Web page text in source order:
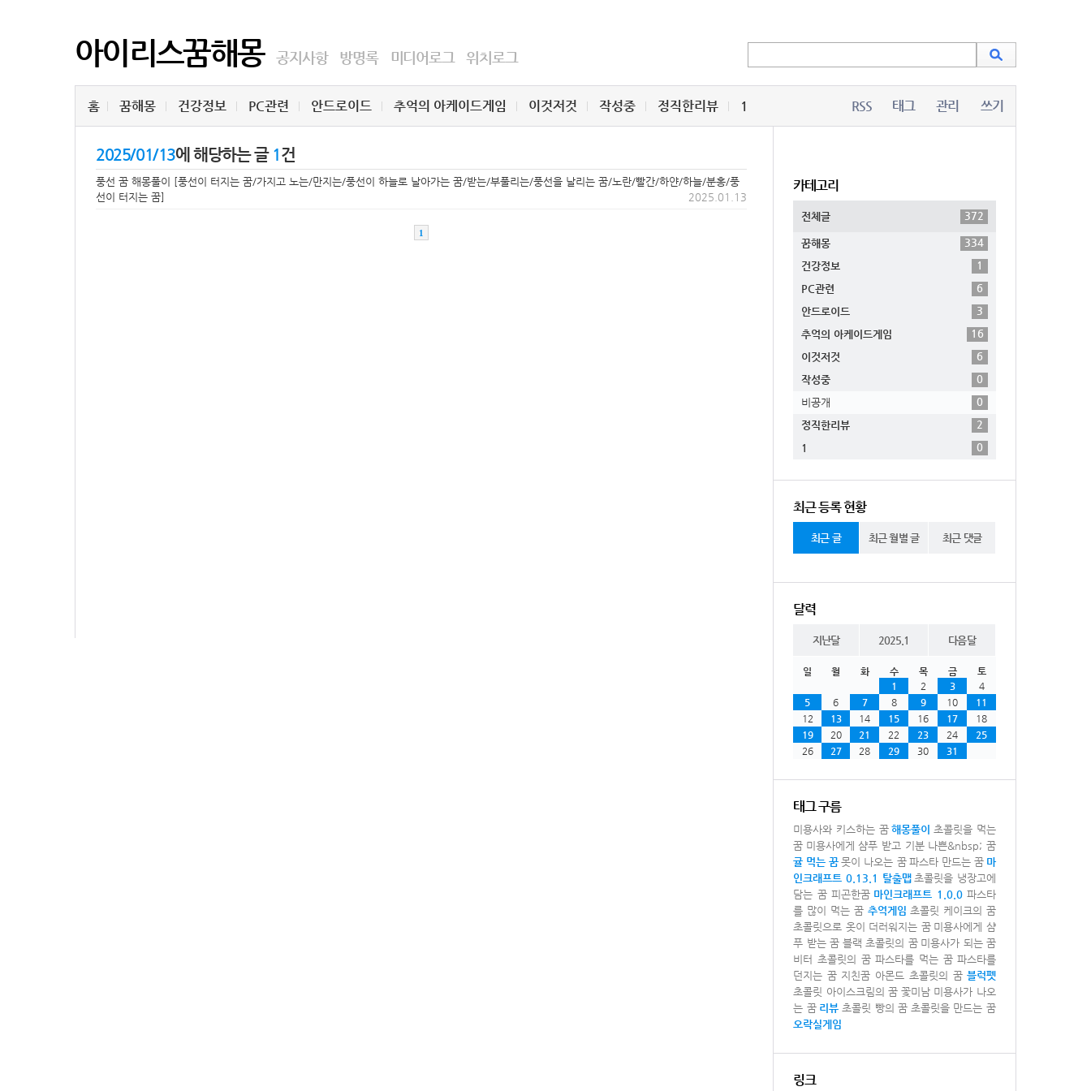
아이리스꿈해몽 공지사항 방명록 미디어로그 위치로그
홈 꿈해몽 건강정보 PC관련 안드로이드 추억의 아케이드게임 이것저것 작성중 정직한리뷰 1 RSS 태그 관리 쓰기
2025/01/13에 해당하는 글 1건
풍선 꿈 해몽풀이 [풍선이 터지는 꿈/가지고 노는/만지는/풍선이 하늘로 날아가는 꿈/받는/부풀리는/풍선을 날리는 꿈/노란/빨간/하얀/하늘/분홍/풍
선이 터지는 꿈]
2025.01.13
1
카테고리
전체글 372
꿈해몽
334
건강정보
1
PC관련
6
안드로이드
3
추억의 아케이드게임
16
이것저것
6
작성중
0
비공개
0
정직한리뷰
2
1
0
최근 등록 현황
최근 글 최근 월별 글 최근 댓글
달력
지난달 2025.1 다음달
일 월 화 수 목 금
토
1
2 3
4
5
6 7 8 9 10
11
12
13 14 15 16 17
18
19
20 21 22 23 24
25
26
27 28 29 30 31
태그 구름
미용사와 키스하는 꿈 해몽풀이 초콜릿을 먹는
꿈 미용사에게 샴푸 받고 기분 나쁜&nbsp; 꿈
귤 먹는 꿈 못이 나오는 꿈 파스타 만드는 꿈 마
인크래프트 0.13.1 탈출맵 초콜릿을 냉장고에
담는 꿈 피곤한꿈 마인크래프트 1.0.0 파스타
를 많이 먹는 꿈 추억게임 초콜릿 케이크의 꿈
초콜릿으로 옷이 더러워지는 꿈 미용사에게 샴
푸 받는 꿈 블랙 초콜릿의 꿈 미용사가 되는 꿈
비터 초콜릿의 꿈 파스타를 먹는 꿈 파스타를
던지는 꿈 지친꿈 아몬드 초콜릿의 꿈 블럭펫
초콜릿 아이스크림의 꿈 꽃미남 미용사가 나오
는 꿈 리뷰 초콜릿 빵의 꿈 초콜릿을 만드는 꿈
오락실게임
링크